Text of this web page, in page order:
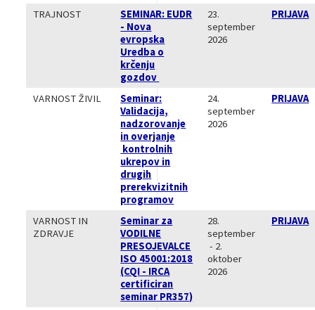
TRAJNOST
SEMINAR: EUDR
- Nova
evropska
Uredba o
krčenju
gozdov
23.
september
2026
PRIJAVA
VARNOST ŽIVIL
Seminar:
Validacija,
nadzorovanje
in overjanje
kontrolnih
ukrepov in
drugih
prerekvizitnih
programov
24.
september
2026
PRIJAVA
VARNOST IN
ZDRAVJE
Seminar za
VODILNE
PRESOJEVALCE
ISO 45001:2018
(CQI - IRCA
certificiran
seminar PR357)
28.
september
- 2.
oktober
2026
PRIJAVA